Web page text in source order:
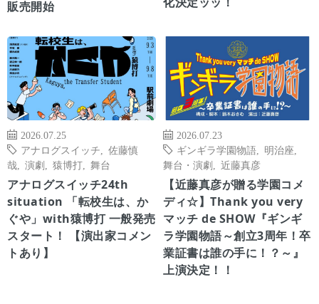
販売開始
2026.07.25
アナログスイッチ
佐藤慎
哉
演劇 猿博打 舞台
アナログスイッチ24th
situation 「転校生は、か
ぐや」with猿博打 一般発売
スタート！ 【演出家コメン
トあり】
2026.07.23
ギンギラ学園物語
明治座
舞台・演劇
近藤真彦
【近藤真彦が贈る学園コメ
ディ☆】Thank you very
マッチ de SHOW『ギンギ
ラ学園物語～創立3周年！卒
業証書は誰の手に！？～』
上演決定！！